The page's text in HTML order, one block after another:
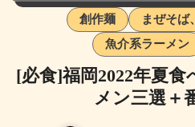
創作麺 まぜそば
魚介系ラーメン
[必食]福岡2022年夏
メン三選＋